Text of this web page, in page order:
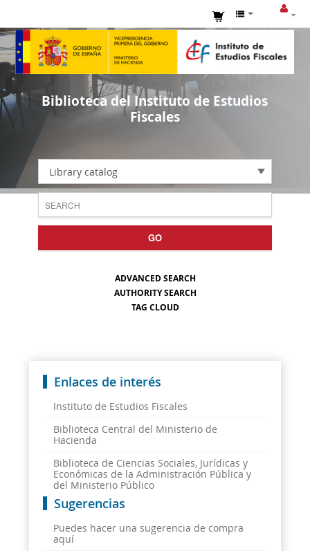
Biblioteca del Instituto de Estudios
Fiscales
Library catalog
GO
ADVANCED SEARCH
AUTHORITY SEARCH
TAG CLOUD
Enlaces de interés
Instituto de Estudios Fiscales
Biblioteca Central del Ministerio de
Hacienda
Biblioteca de Ciencias Sociales, Jurídicas y
Económicas de la Administración Pública y
del Ministerio Público
Sugerencias
Puedes hacer una sugerencia de compra
aquí